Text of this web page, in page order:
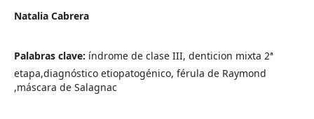
Natalia Cabrera
Palabras clave: índrome de clase III, denticion mixta 2ª
etapa,diagnóstico etiopatogénico, férula de Raymond
,máscara de Salagnac